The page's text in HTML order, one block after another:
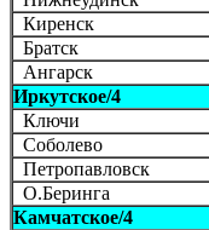
Киренск
Братск
Ангарск
Иркутское/4
Ключи
Соболево
Петропавловск
О.Беринга
Камчатское/4